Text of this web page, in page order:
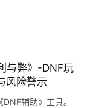
与弊》-DNF玩
风险警示
辅助》工具。